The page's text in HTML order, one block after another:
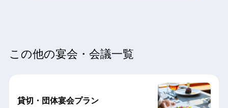
この他の宴会・会議一覧
貸切・団体宴会プラン